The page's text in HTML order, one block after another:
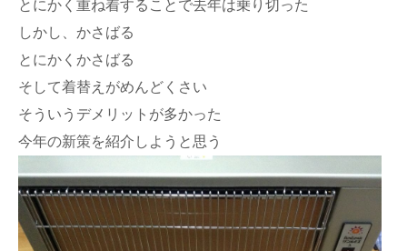
とにかく重ね着することで去年は乗り切った
しかし、かさばる
とにかくかさばる
そして着替えがめんどくさい
そういうデメリットが多かった
今年の新策を紹介しようと思う